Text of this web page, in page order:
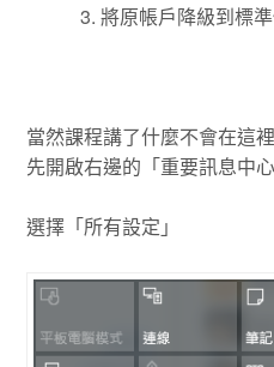
將原帳戶降級到標
當然課程講了什麼不會在這
先開啟右邊的「重要訊息中
選擇「所有設定」